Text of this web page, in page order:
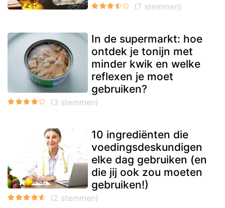
In de supermarkt: hoe
ontdek je tonijn met
minder kwik en welke
reflexen je moet
gebruiken?
10 ingrediënten die
voedingsdeskundigen
elke dag gebruiken (en
die jij ook zou moeten
gebruiken!)